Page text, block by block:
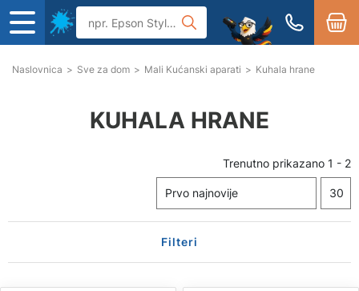
Naslovnica > Sve za dom > Mali Kućanski aparati > Kuhala hrane
KUHALA HRANE
Trenutno prikazano 1 - 2
Filteri